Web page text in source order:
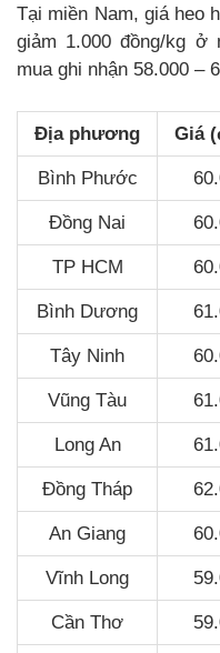
Tại miền Nam, giá heo
giảm 1.000 đồng/kg
mua ghi nhận 58.000 –
Địa phương Giá
Bình Phước
Đồng Nai
TP HCM
Bình Dương
Tây Ninh
Vũng Tàu
Long An
Đồng Tháp
An Giang
Vĩnh Long
Cần Thơ